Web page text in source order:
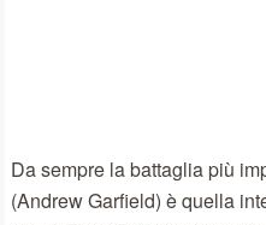
Da sempre la battaglia più
(Andrew Garfield) è quella